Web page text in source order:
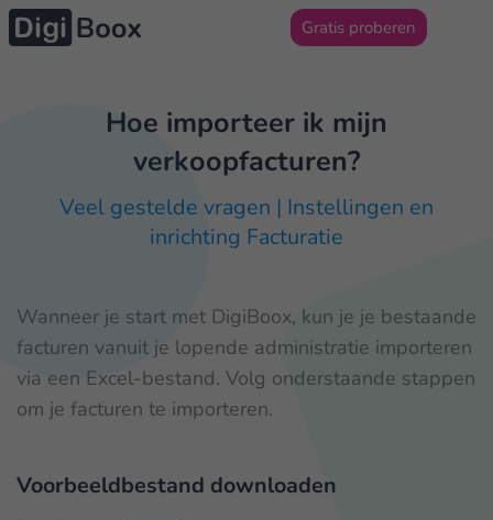
Gratis proberen
Hoe importeer ik mijn
verkoopfacturen?
Veel gestelde vragen | Instellingen en
inrichting Facturatie
Wanneer je start met DigiBoox, kun je je bestaande
facturen vanuit je lopende administratie importeren
via een Excel-bestand. Volg onderstaande stappen
om je facturen te importeren.
Voorbeeldbestand downloaden